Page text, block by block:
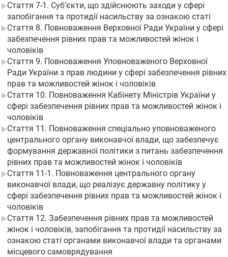
Стаття 7-1. Суб’єкти, що здійснюють заходи у сфері
запобігання та протидії насильству за ознакою статі
Стаття 8. Повноваження Верховної Ради України у сфері
забезпечення рівних прав та можливостей жінок і
чоловіків
Стаття 9. Повноваження Уповноваженого Верховної
Ради України з прав людини у сфері забезпечення рівних
прав та можливостей жінок і чоловіків
Стаття 10. Повноваження Кабінету Міністрів України у
сфері забезпечення рівних прав та можливостей жінок і
чоловіків
Стаття 11. Повноваження спеціально уповноваженого
центрального органу виконавчої влади, що забезпечує
формування державної політики з питань забезпечення
рівних прав та можливостей жінок і чоловіків
Стаття 11-1. Повноваження центрального органу
виконавчої влади, що реалізує державну політику у
сфері забезпечення рівних прав та можливостей жінок і
чоловіків
Стаття 12. Забезпечення рівних прав та можливостей
жінок і чоловіків, запобігання та протидії насильству за
ознакою статі органами виконавчої влади та органами
місцевого самоврядування